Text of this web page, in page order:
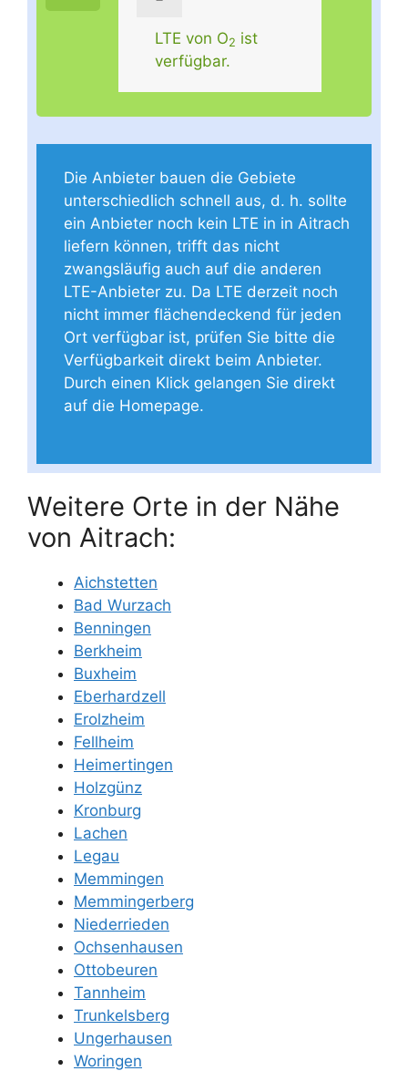
LTE von O2 ist
verfügbar.
Die Anbieter bauen die Gebiete
unterschiedlich schnell aus, d. h. sollte
ein Anbieter noch kein LTE in in Aitrach
liefern können, trifft das nicht
zwangsläufig auch auf die anderen
LTE-Anbieter zu. Da LTE derzeit noch
nicht immer flächendeckend für jeden
Ort verfügbar ist, prüfen Sie bitte die
Verfügbarkeit direkt beim Anbieter.
Durch einen Klick gelangen Sie direkt
auf die Homepage.
Weitere Orte in der Nähe
von Aitrach:
Aichstetten
Bad Wurzach
Benningen
Berkheim
Buxheim
Eberhardzell
Erolzheim
Fellheim
Heimertingen
Holzgünz
Kronburg
Lachen
Legau
Memmingen
Memmingerberg
Niederrieden
Ochsenhausen
Ottobeuren
Tannheim
Trunkelsberg
Ungerhausen
Woringen